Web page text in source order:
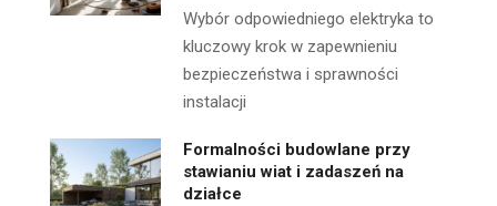
Wybór odpowiedniego elektryka to
kluczowy krok w zapewnieniu
bezpieczeństwa i sprawności
instalacji
Formalności budowlane przy
stawianiu wiat i zadaszeń na
działce